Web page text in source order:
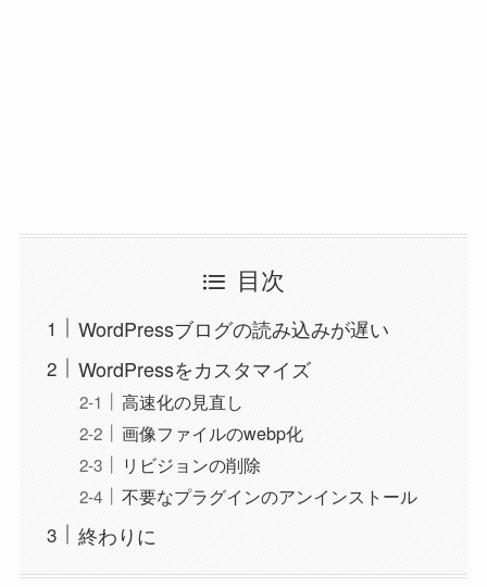
目次
WordPressブログの読み込みが遅い
WordPressをカスタマイズ
高速化の見直し
画像ファイルのwebp化
リビジョンの削除
不要なプラグインのアンインストール
終わりに